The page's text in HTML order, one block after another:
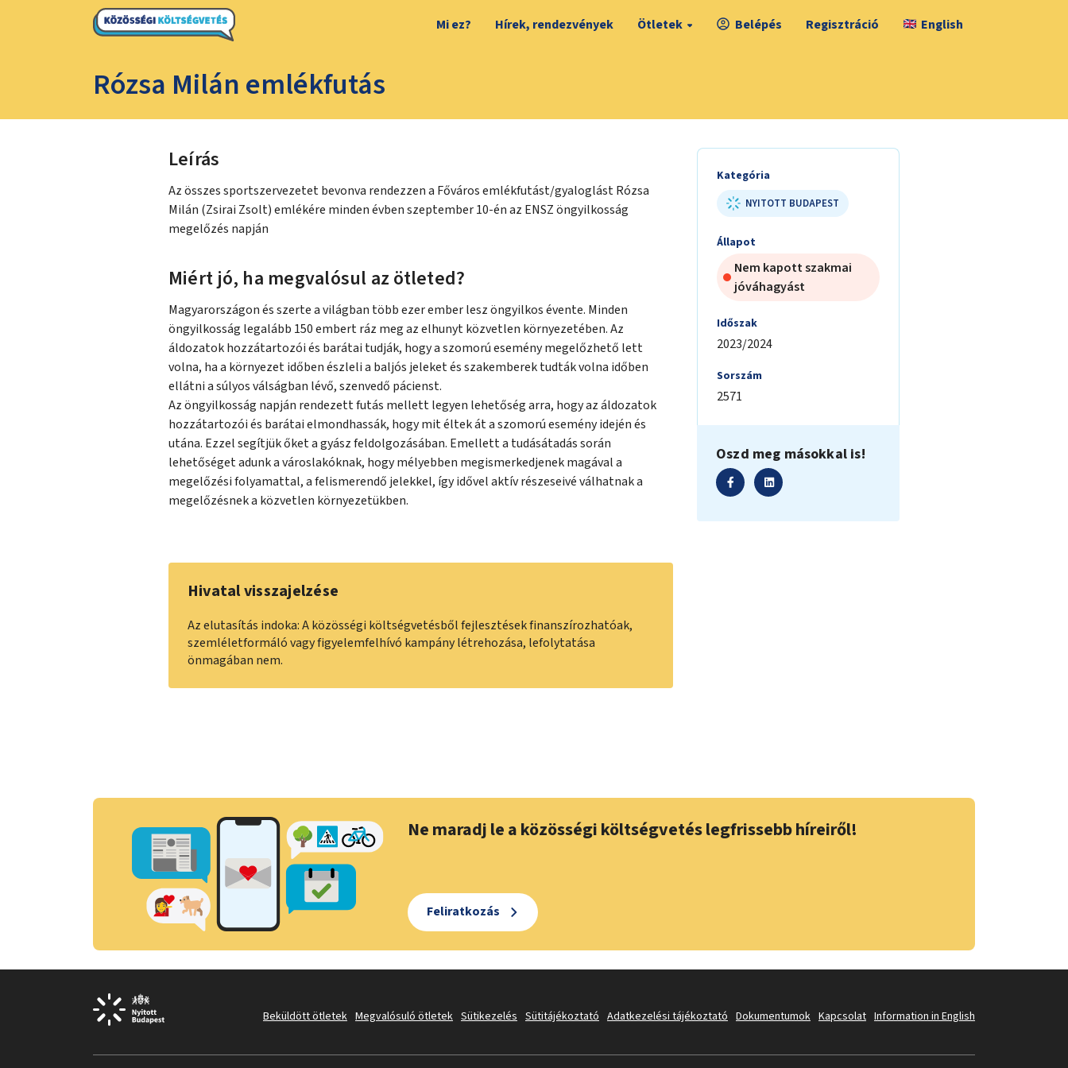
Mi ez? Hírek, rendezvények Ötletek Belépés Regisztráció English
Rózsa Milán emlékfutás
Leírás
Az összes sportszervezetet bevonva rendezzen a Főváros emlékfutást/gyaloglást Rózsa
Milán (Zsirai Zsolt) emlékére minden évben szeptember 10-én az ENSZ öngyilkosság
megelőzés napján
Miért jó, ha megvalósul az ötleted?
Magyarországon és szerte a világban több ezer ember lesz öngyilkos évente. Minden
öngyilkosság legalább 150 embert ráz meg az elhunyt közvetlen környezetében. Az
áldozatok hozzátartozói és barátai tudják, hogy a szomorú esemény megelőzhető lett
volna, ha a környezet időben észleli a baljós jeleket és szakemberek tudták volna időben
ellátni a súlyos válságban lévő, szenvedő pácienst.
Az öngyilkosság napján rendezett futás mellett legyen lehetőség arra, hogy az áldozatok
hozzátartozói és barátai elmondhassák, hogy mit éltek át a szomorú esemény idején és
utána. Ezzel segítjük őket a gyász feldolgozásában. Emellett a tudásátadás során
lehetőséget adunk a városlakóknak, hogy mélyebben megismerkedjenek magával a
megelőzési folyamattal, a felismerendő jelekkel, így idővel aktív részeseivé válhatnak a
megelőzésnek a közvetlen környezetükben.
Hivatal visszajelzése
Az elutasítás indoka: A közösségi költségvetésből fejlesztések finanszírozhatóak,
szemléletformáló vagy figyelemfelhívó kampány létrehozása, lefolytatása
önmagában nem.
Kategória
NYITOTT BUDAPEST
Állapot
Nem kapott szakmai
jóváhagyást
Időszak
2023/2024
Sorszám
2571
Oszd meg másokkal is!
Ne maradj le a közösségi költségvetés legfrissebb híreiről!
Feliratkozás
Beküldött ötletek Megvalósuló ötletek Sütikezelés Sütitájékoztató Adatkezelési tájékoztató Dokumentumok Kapcsolat Information in English